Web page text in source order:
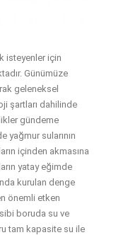
isteyenler için
Günümüze
geleneksel
şartları dahilinde
gündeme
yağmur sularının
içinden akmasına
yatay eğimde
kurulan denge
önemli etken
boruda su ve
tam kapasite su ile